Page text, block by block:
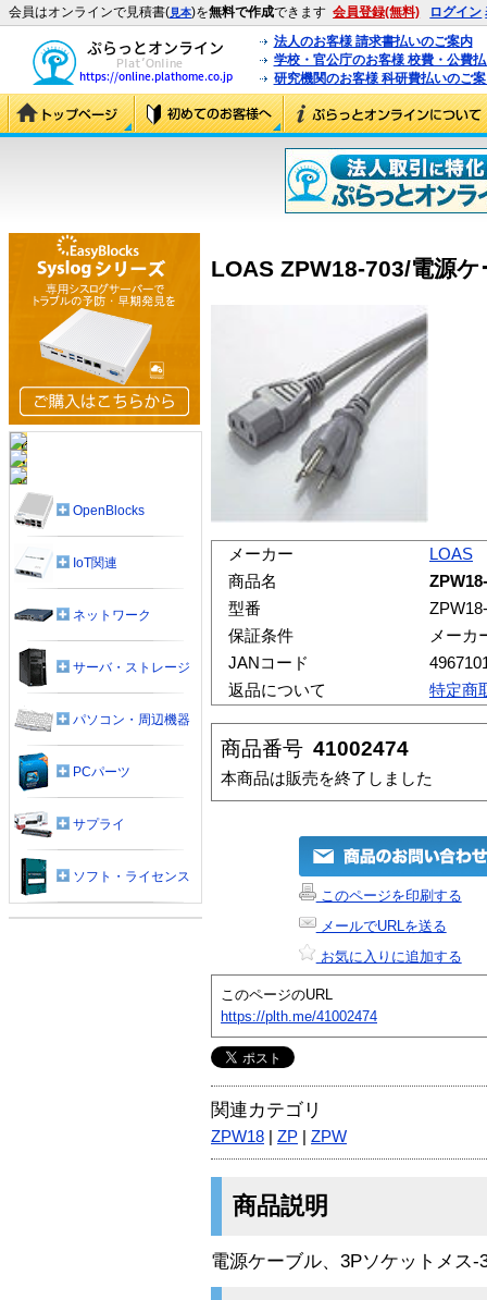
会員はオンラインで見積書(見本)を無料で作成できます 会員登録(無料) ログイン
法人のお客様 請求書払いのご案内
学校・官公庁のお客様 校費・公費
研究機関のお客様 科研費払いのご
LOAS ZPW18-703/電源
メーカー
LOAS
商品名
型番
保証条件
メーカ
JANコード
返品について
特定商
商品番号 41002474
本商品は販売を終了しました
このページを印刷する
メールでURLを送る
お気に入りに追加する
このページのURL
https://plth.me/41002474
関連カテゴリ
ZPW18 ZP ZPW
商品説明
電源ケーブル、3Pソケットメス-
OpenBlocks
IoT関連
ネットワーク
サーバ・ストレージ
パソコン・周辺機器
PCパーツ
サプライ
ソフト・ライセンス